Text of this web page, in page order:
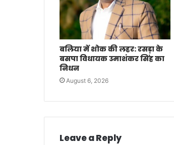
बलिया में शोक की लहर: रसड़ा के
बसपा विधायक उमाशंकर सिंह का
निधन
August 6, 2026
Leave a Reply